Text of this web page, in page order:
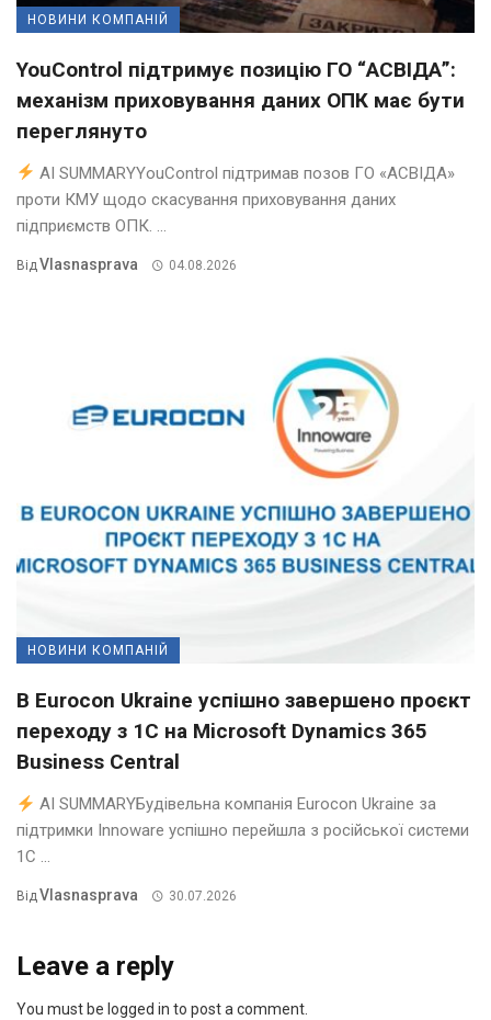
НОВИНИ КОМПАНІЙ
YouControl підтримує позицію ГО “АСВІДА”:
механізм приховування даних ОПК має бути
переглянуто
AI SUMMARYYouControl підтримав позов ГО «АСВІДА»
проти КМУ щодо скасування приховування даних
підприємств ОПК. ...
ВідVlasnasprava 04.08.2026
НОВИНИ КОМПАНІЙ
В Eurocon Ukraine успішно завершено проєкт
переходу з 1С на Microsoft Dynamics 365
Business Central
AI SUMMARYБудівельна компанія Eurocon Ukraine за
підтримки Innoware успішно перейшла з російської системи
1С ...
ВідVlasnasprava 30.07.2026
Leave a reply
You must be logged in to post a comment.